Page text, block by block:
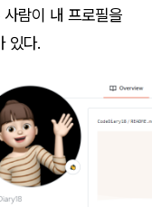
람이 내 프로필을
있다.